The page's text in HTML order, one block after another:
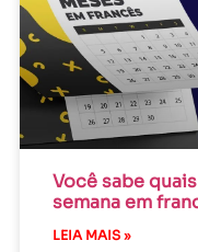
Você sabe
semana em
LEIA MAIS »